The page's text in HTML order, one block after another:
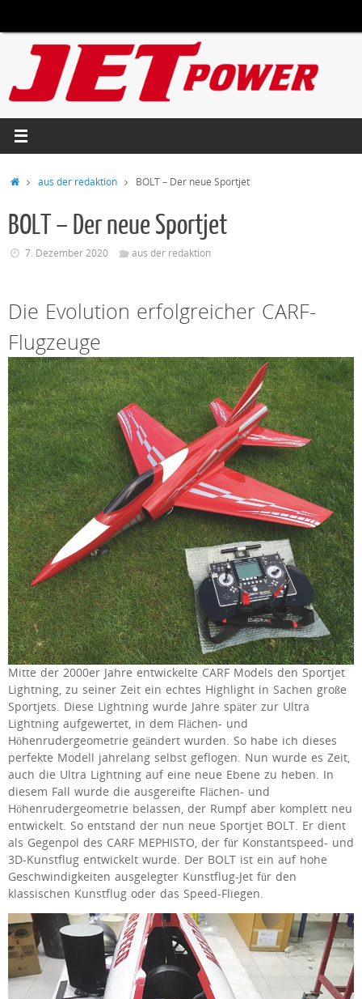
springen
Startaus der redaktion BOLT – Der neue Sportjet
BOLT – Der neue Sportjet
7. Dezember 2020 aus der redaktion
Die Evolution erfolgreicher CARF-
Flugzeuge
Mitte der 2000er Jahre entwickelte CARF Models den Sportjet
Lightning, zu seiner Zeit ein echtes Highlight in Sachen große
Sportjets. Diese Lightning wurde Jahre später zur Ultra
Lightning aufgewertet, in dem Flächen- und
Höhenrudergeometrie geändert wurden. So habe ich dieses
perfekte Modell jahrelang selbst geflogen. Nun wurde es Zeit,
auch die Ultra Lightning auf eine neue Ebene zu heben. In
diesem Fall wurde die ausgereifte Flächen- und
Höhenrudergeometrie belassen, der Rumpf aber komplett neu
entwickelt. So entstand der nun neue Sportjet BOLT. Er dient
als Gegenpol des CARF MEPHISTO, der für Konstantspeed- und
3D-Kunstflug entwickelt wurde. Der BOLT ist ein auf hohe
Geschwindigkeiten ausgelegter Kunstflug-Jet für den
klassischen Kunstflug oder das Speed-Fliegen.